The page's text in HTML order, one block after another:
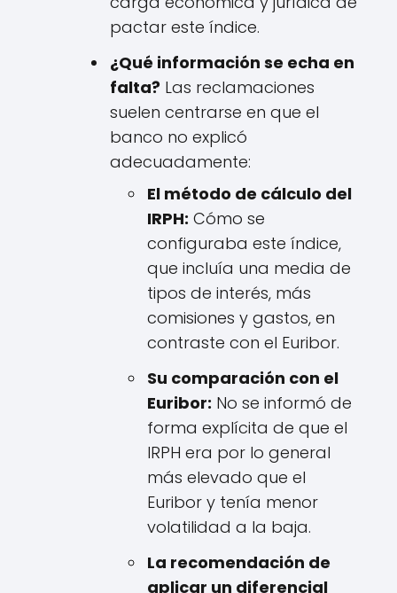
pactar este índice.
¿Qué información se echa en
falta? Las reclamaciones
suelen centrarse en que el
banco no explicó
adecuadamente:
El método de cálculo del
IRPH: Cómo se
configuraba este índice,
que incluía una media de
tipos de interés, más
comisiones y gastos, en
contraste con el Euribor.
Su comparación con el
Euribor: No se informó de
forma explícita de que el
IRPH era por lo general
más elevado que el
Euribor y tenía menor
volatilidad a la baja.
La recomendación de
aplicar un diferencial